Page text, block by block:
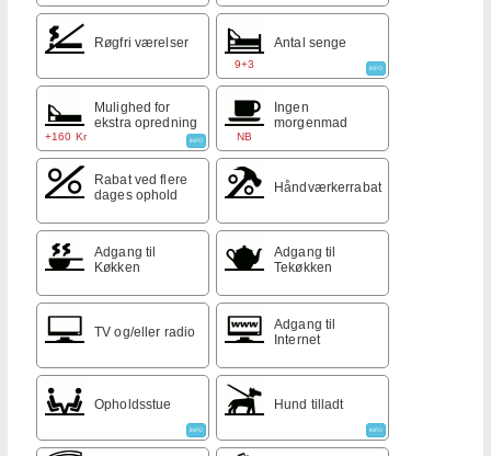
Røgfri værelser
9+3
Antal senge
INFO
+160 Kr
Mulighed for
ekstra opredning
INFO NB
Ingen
morgenmad
Rabat ved flere
dages ophold
Håndværkerrabat
Adgang til
Køkken
Adgang til
Tekøkken
TV og/eller radio
Adgang til
Internet
Opholdsstue
INFO
Hund tilladt
INFO